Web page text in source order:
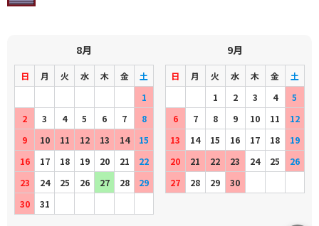
8月
日 月 火 水 木 金
土
1
2
3 4 5 6 7
8
9
10 11 12 13 14
15
16
17 18 19 20 21
22
23
24 25 26 27 28
29
30
31
9月
日 月 火 水 木 金
土
1
2 3 4
5
6
7 8 9 10 11
12
13
14 15 16 17 18
19
20
21 22 23 24 25
26
27
28 29 30